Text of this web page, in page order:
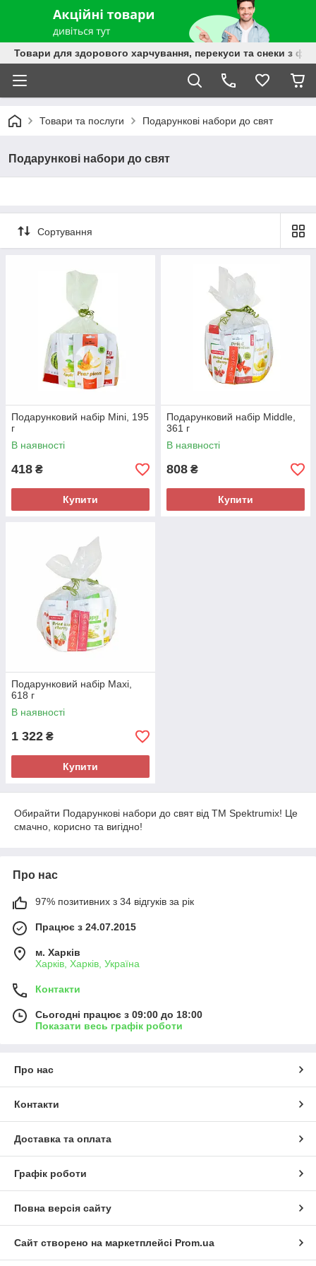
Товари для здорового харчування, перекуси та снеки з
Товари та послуги Подарункові набори до свят
Подарункові набори до свят
Сортування
Подарунковий набір Mini, 195
г
В наявності
418 ₴
Купити
Подарунковий набір Middle,
361 г
В наявності
808 ₴
Купити
Подарунковий набір Maxi,
618 г
В наявності
1 322 ₴
Купити
Обирайти Подарункові набори до свят від ТМ Spektrumix! Це
смачно, корисно та вигідно!
Про нас
97% позитивних з 34 відгуків за рік
Працює з 24.07.2015
м. Харків
Харків, Харків, Україна
Контакти
Сьогодні працює з 09:00 до 18:00
Показати весь графік роботи
Про нас
Контакти
Доставка та оплата
Графік роботи
Повна версія сайту
Сайт створено на маркетплейсі Prom.ua